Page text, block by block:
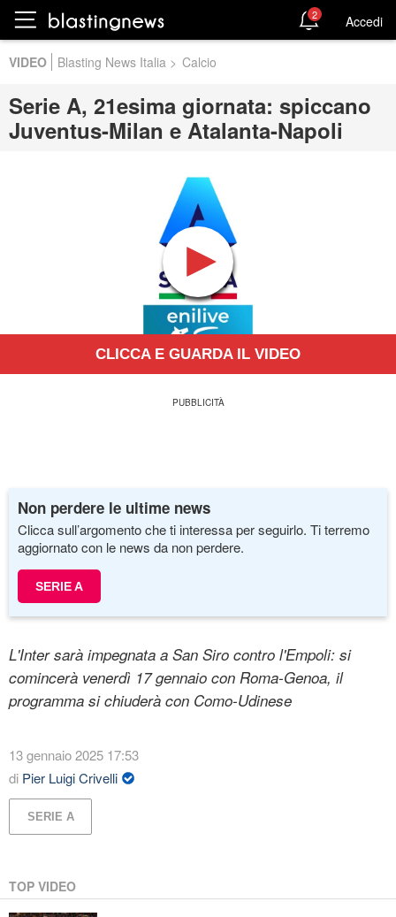
VIDEO Blasting News Italia > Calcio
Serie A, 21esima giornata: spiccano
Juventus-Milan e Atalanta-Napoli
CLICCA E GUARDA IL VIDEO
Non perdere le ultime news
Clicca sull’argomento che ti interessa per seguirlo. Ti terremo
aggiornato con le news da non perdere.
SERIE A
L'Inter sarà impegnata a San Siro contro l'Empoli: si
comincerà venerdì 17 gennaio con Roma-Genoa, il
programma si chiuderà con Como-Udinese
13 gennaio 2025 17:53
di Pier Luigi Crivelli
SERIE A
TOP VIDEO
2 Accedi